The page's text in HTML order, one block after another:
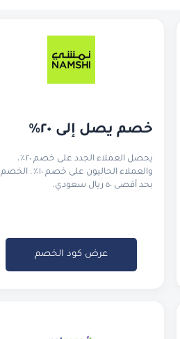
خصم يصل إلى ٢٠٪
يحصل العملاء الجدد على خصم ٢٠٪،
والعملاء الحاليون على خصم ١٠٪. الخصم
بحد أقصى ٥٠ ريال سعودي.
عرض كود الخصم